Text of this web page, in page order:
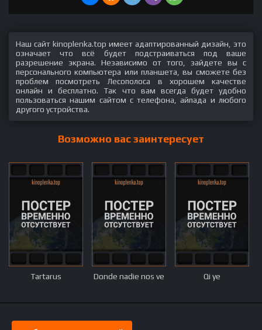
Наш сайт kinoplenka.top имеет адаптированный дизайн, это
означает что всё будет подстраиваться под ваше
разрешение экрана. Независимо от того, зайдете вы с
персонального компьютера или планшета, вы сможете без
проблем посмотреть Лесополоса в хорошем качестве
онлайн и бесплатно. Так что вам всегда будет удобно
пользоваться нашим сайтом с телефона, айпада и любого
другого устройства.
Возможно вас заинтересует
Tartarus Donde nadie nos ve Qi ye